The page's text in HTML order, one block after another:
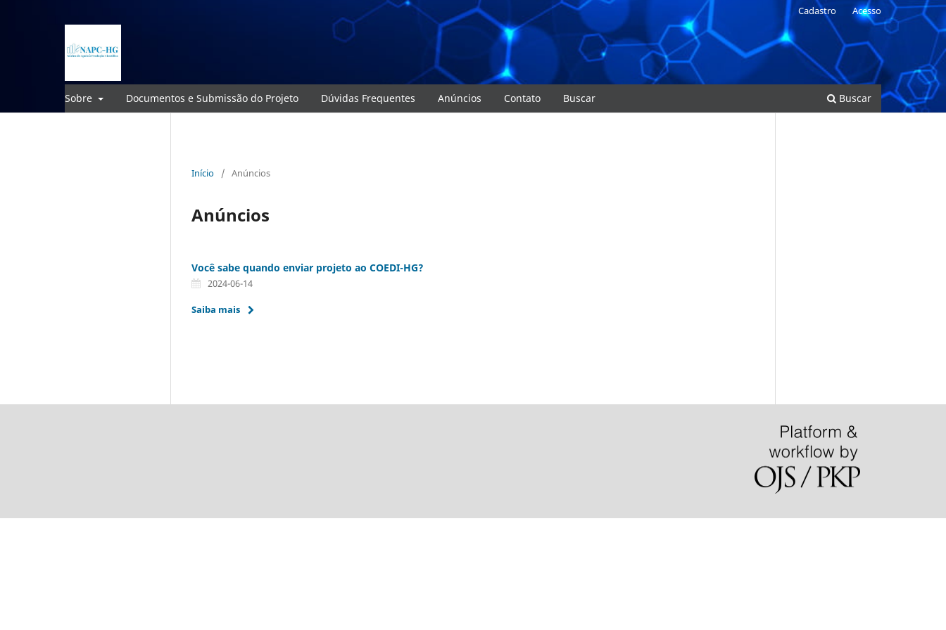
Sobre Documentos e Submissão do Projeto Dúvidas Frequentes Anúncios Contato Buscar Buscar
Cadastro Acesso
Início / Anúncios
Anúncios
Você sabe quando enviar projeto ao COEDI-HG?
2024-06-14
Saiba mais